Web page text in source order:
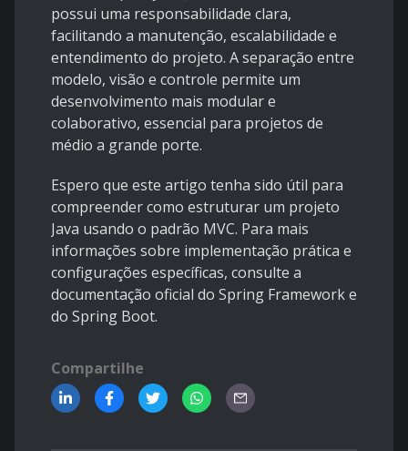
possui uma responsabilidade clara,
facilitando a manutenção, escalabilidade e
entendimento do projeto. A separação entre
modelo, visão e controle permite um
desenvolvimento mais modular e
colaborativo, essencial para projetos de
médio a grande porte.
Espero que este artigo tenha sido útil para
compreender como estruturar um projeto
Java usando o padrão MVC. Para mais
informações sobre implementação prática e
configurações específicas, consulte a
documentação oficial do Spring Framework e
do Spring Boot.
Compartilhe